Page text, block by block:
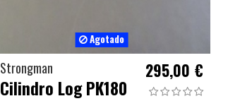
Agotado
Strongman
Cilindro Log PK180
295,00 €